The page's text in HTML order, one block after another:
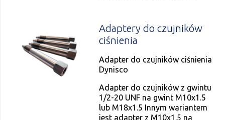
Adaptery do czujników
ciśnienia
Adapter do czujników ciśnienia
Dynisco
Adapter do czujników z gwintu
1/2-20 UNF na gwint M10x1.5
lub M18x1.5 Innym wariantem
jest adapter z M10x1.5 na